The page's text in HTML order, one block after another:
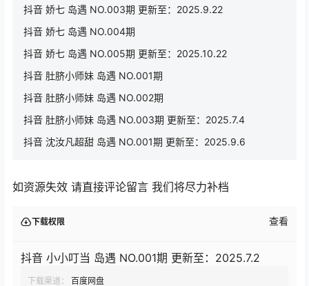
抖音 娇七 岛遇 NO.003期 更新至：2025.9.22
抖音 娇七 岛遇 NO.004期
抖音 娇七 岛遇 NO.005期 更新至：2025.10.22
抖音 肚脐小师妹 岛遇 NO.001期
抖音 肚脐小师妹 岛遇 NO.002期
抖音 肚脐小师妹 岛遇 NO.003期 更新至：2025.7.4
抖音 沈汝凡超甜 岛遇 NO.001期 更新至：2025.9.6
如资源失效 请直接评论留言 我们将尽力补档
下载权限 查看
抖音 小小叮当 岛遇 NO.001期 更新至：2025.7.2
下载渠道： 百度网盘